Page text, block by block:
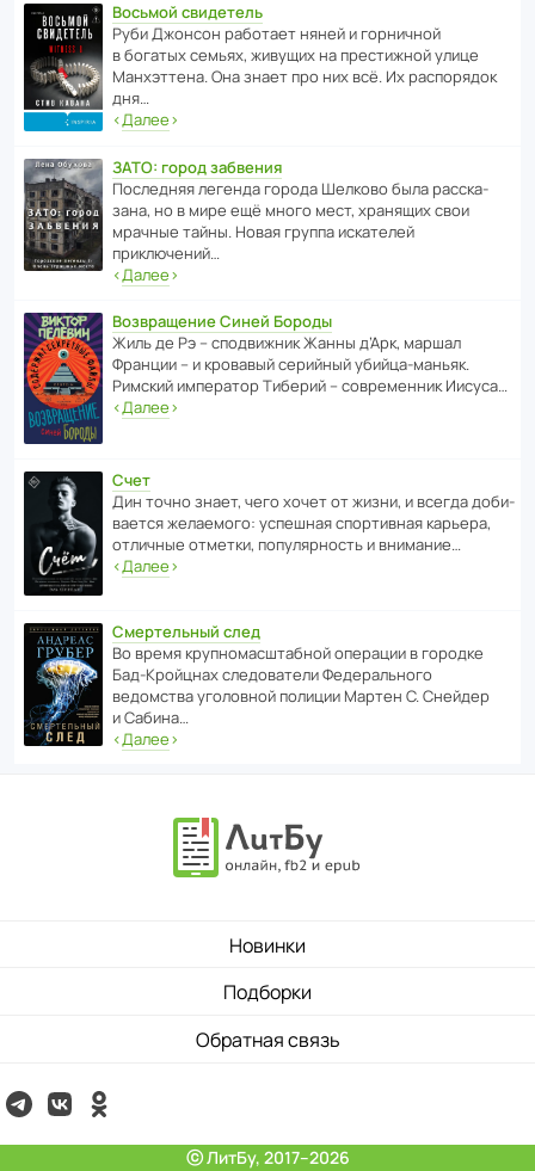
Восьмой свидетель
Руби Джонсон рабо­тает няней и горни­чной
в богатых семьях, живущих на прес­ти­жной улице
Манх­эт­тена. Она знает про них всё. Их распо­рядок
дня…
‹Далее›
ЗАТО: город забвения
После­дняя легенда города Шелково была расска­
зана, но в мире ещё много мест, хранящих свои
мрачные тайны. Новая группа иска­телей
приключений…
‹Далее›
Возвращение Синей Бороды
Жиль де Рэ – спод­ви­жник Жанны д’Арк, маршал
Франции – и кровавый серийный убийца-маньяк.
Римский импе­ратор Тиберий – совре­менник Иисуса…
‹Далее›
Счет
Дин точно знает, чего хочет от жизни, и всегда доби­
ва­ется жела­е­мого: успе­шная спор­ти­вная карьера,
отли­чные отметки, попу­ля­р­ность и внимание…
‹Далее›
Смертельный след
Во время круп­но­мас­ш­та­бной операции в городке
Бад‑Крой­цнах следо­ва­тели Феде­раль­ного
ведомства уголо­вной полиции Мартен С. Снейдер
и Сабина…
‹Далее›
Новинки
Подборки
Обратная связь
ⓒ ЛитБу, 2017–2026